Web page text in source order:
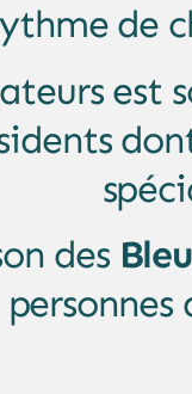
de
est
des
personnes